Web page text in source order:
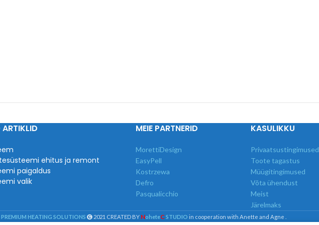
ehitus ja remont
paigaldus
valik
MEIE PARTNERID
MorettiDesign
EasyPell
Kostrzewa
Defro
Pasqualicchio
KASULIKKU
Privaatsustingimused
Toote tagastus
Müügitingimused
Võta ühendust
Meist
Järelmaks
HEATING SOLUTIONS 2021 CREATED BY NoheteC STUDIO in cooperation with Anette and Agne .